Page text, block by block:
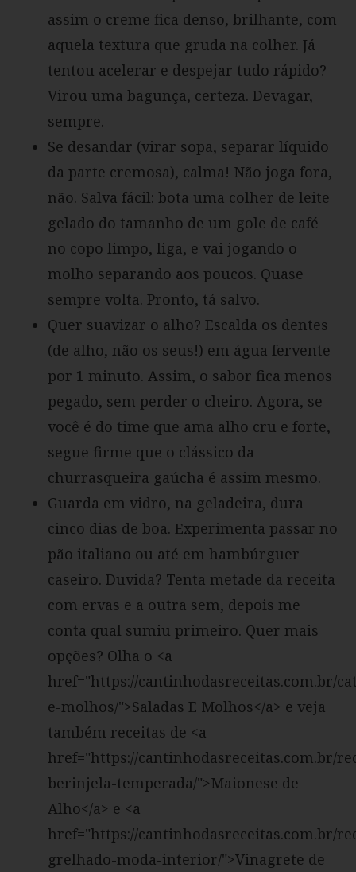
assim o creme fica denso, brilhante, com
aquela textura que gruda na colher. Já
tentou acelerar e despejar tudo rápido?
Virou uma bagunça, certeza. Devagar,
sempre.
Se desandar (virar sopa, separar líquido
da parte cremosa), calma! Não joga fora,
não. Salva fácil: bota uma colher de leite
gelado do tamanho de um gole de café
no copo limpo, liga, e vai jogando o
molho separando aos poucos. Quase
sempre volta. Pronto, tá salvo.
Quer suavizar o alho? Escalda os dentes
(de alho, não os seus!) em água fervente
por 1 minuto. Assim, o sabor fica menos
pegado, sem perder o cheiro. Agora, se
você é do time que ama alho cru e forte,
segue firme que o clássico da
churrasqueira gaúcha é assim mesmo.
Guarda em vidro, na geladeira, dura
cinco dias de boa. Experimenta passar no
pão italiano ou até em hambúrguer
caseiro. Duvida? Tenta metade da receita
com ervas e a outra sem, depois me
conta qual sumiu primeiro. Quer mais
opções? Olha o <a
href="https://cantinhodasreceitas.com.br/
e-molhos/">Saladas E Molhos</a> e veja
também receitas de <a
href="https://cantinhodasreceitas.com.br/
berinjela-temperada/">Maionese de
Alho</a> e <a
href="https://cantinhodasreceitas.com.br/
grelhado-moda-interior/">Vinagrete de